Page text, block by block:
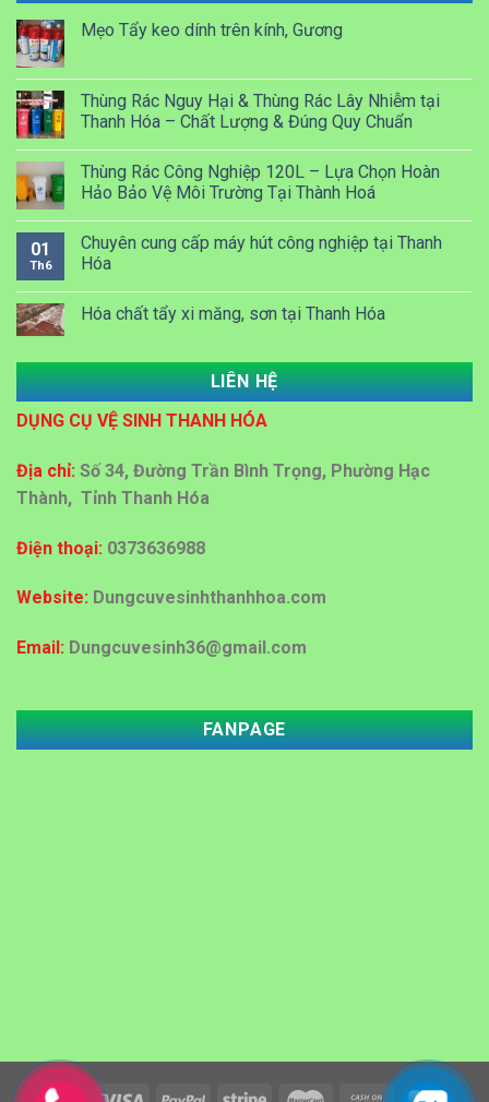
Mẹo Tẩy keo dính trên kính, Gương
Thùng Rác Nguy Hại & Thùng Rác Lây Nhiễm tại
Thanh Hóa – Chất Lượng & Đúng Quy Chuẩn
Thùng Rác Công Nghiệp 120L – Lựa Chọn Hoàn
Hảo Bảo Vệ Môi Trường Tại Thành Hoá
01
Th6
Chuyên cung cấp máy hút công nghiệp tại Thanh
Hóa
Hóa chất tẩy xi măng, sơn tại Thanh Hóa
Dung dịch Lau kính công nghiệp tại Thanh Hóa
Mua bán thùng rác ở Thanh Hoá
Đại lý mua bán thùng rác nhựa 60 lít ,120 lít tại
Cây lau nhà Thanh Hóa phù hợp nhất
LIÊN HỆ
DỤNG CỤ VỆ SINH THANH HÓA
Địa chỉ: Số 34, Đường Trần Bình Trọng, Phường Hạc
Thành, Tỉnh Thanh Hóa
Điện thoại: 0373636988
Website: Dungcuvesinhthanhhoa.com
Email: Dungcuvesinh36@gmail.com
FANPAGE